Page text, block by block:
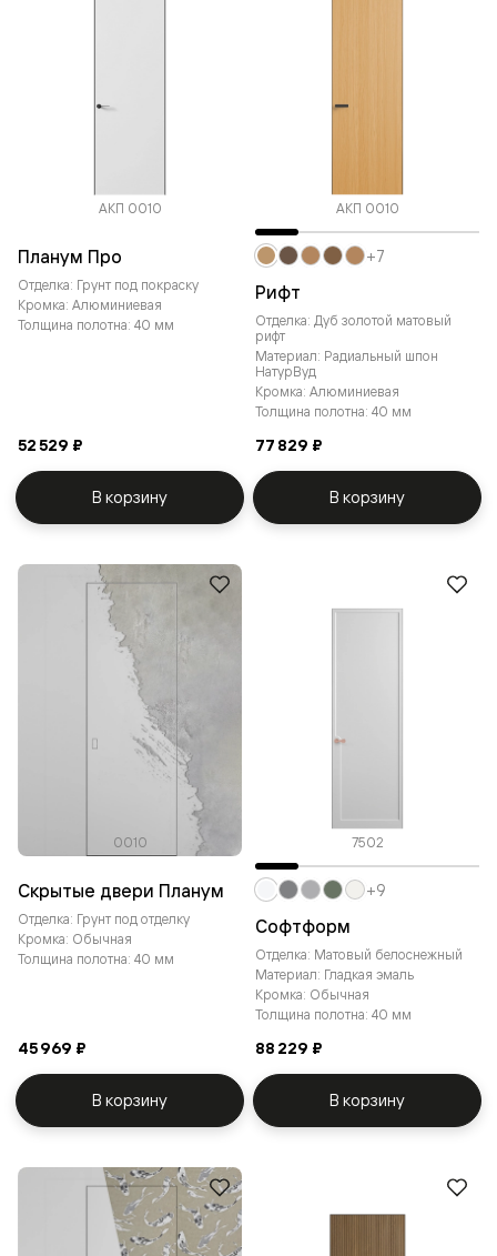
АКП 0010
Планум Про
Отделка: Грунт под покраску
Кромка: Алюминиевая
Толщина полотна: 40 мм
52 529 ₽
В корзину
АКП 0010
Рифт
Отделка: Дуб золотой матовый
рифт
Материал: Радиальный шпон
НатурВуд
Кромка: Алюминиевая
Толщина полотна: 40 мм
77 829 ₽
+7
В корзину
0010
Скрытые двери Планум
Отделка: Грунт под отделку
Кромка: Обычная
Толщина полотна: 40 мм
45 969 ₽
В корзину
7502
Софтформ
Отделка: Матовый белоснежный
Материал: Гладкая эмаль
Кромка: Обычная
Толщина полотна: 40 мм
88 229 ₽
+9
В корзину